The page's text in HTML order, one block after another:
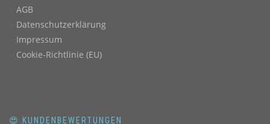
AGB
Datenschutzerklärung
Impressum
Cookie-Richtlinie (EU)
😍 KUNDENBEWERTUNGEN